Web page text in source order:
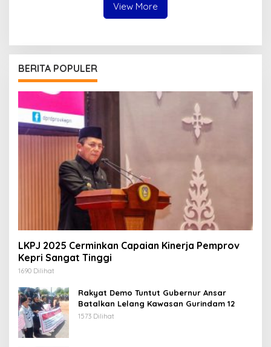
View More
BERITA POPULER
LKPJ 2025 Cerminkan Capaian Kinerja Pemprov
Kepri Sangat Tinggi
1690 Dilihat
Rakyat Demo Tuntut Gubernur Ansar
Batalkan Lelang Kawasan Gurindam 12
1573 Dilihat